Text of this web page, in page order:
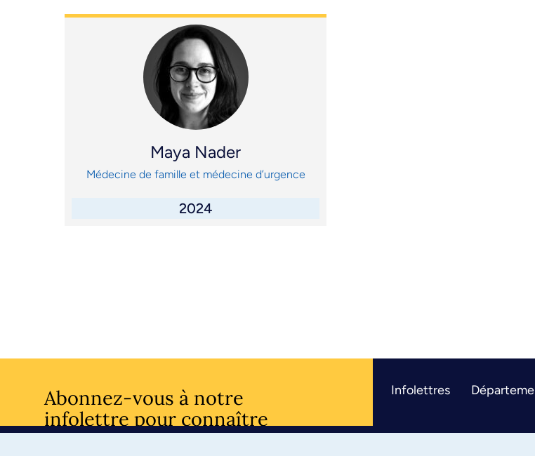
Maya Nader
Médecine de famille et médecine d’urgence
2024
Abonnez-vous à notre
infolettre pour connaître
l’actualité facultaire
Infolettres